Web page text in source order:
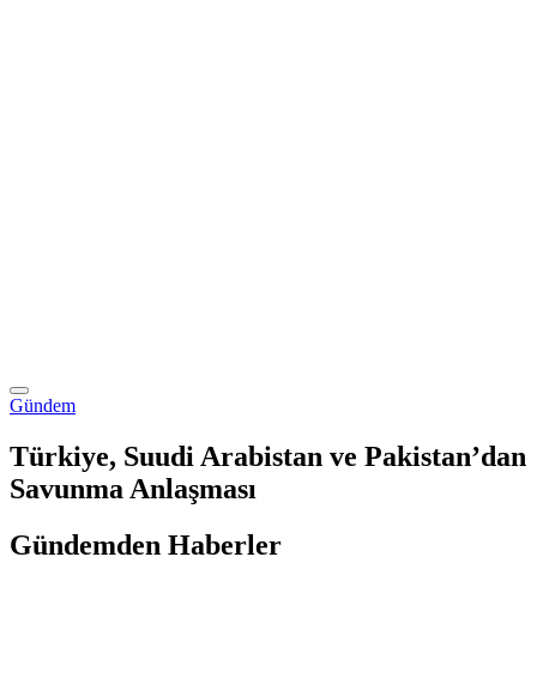
Gündem
Türkiye, Suudi Arabistan ve Pakistan’dan
Savunma Anlaşması
Gündemden Haberler